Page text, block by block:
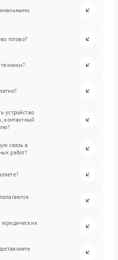
готово?
устройство
контактный
связь в
работ?
юридических